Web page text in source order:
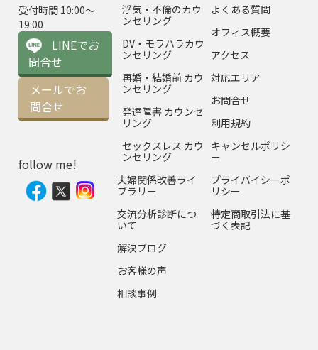
受付時間 10:00〜
19:00
LINEでお
問合せ
メールでお
問合せ
follow me!
浮気・不倫のカウ
ンセリング
DV・モラハラカウ
ンセリング
再婚・結婚前 カウ
ンセリング
発達障害 カウンセ
リング
セックスレス カウ
ンセリング
夫婦関係改善ライ
ブラリー
交流分析診断につ
いて
解決ブログ
お客様の声
相談事例
よくある質問
オフィス概要
アクセス
対応エリア
お問合せ
利用規約
キャンセルポリシ
ー
プライバイシーポ
リシー
特定商取引法に基
づく表記